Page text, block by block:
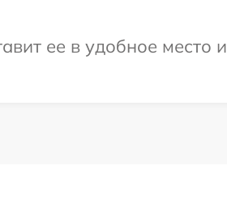
ее в удобное место и